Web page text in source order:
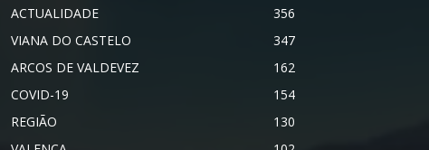
ACTUALIDADE
356
VIANA DO CASTELO
347
ARCOS DE VALDEVEZ
162
COVID-19
154
REGIÃO
130